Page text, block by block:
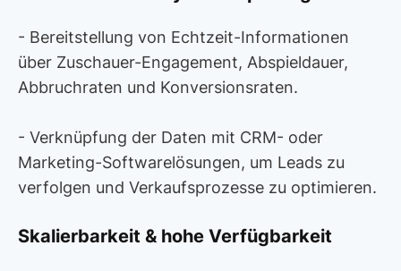
- Bereitstellung von Echtzeit-Informationen
über Zuschauer-Engagement, Abspieldauer,
Abbruchraten und Konversionsraten.
- Verknüpfung der Daten mit CRM- oder
Marketing-Softwarelösungen, um Leads zu
verfolgen und Verkaufsprozesse zu optimieren.
Skalierbarkeit & hohe Verfügbarkeit